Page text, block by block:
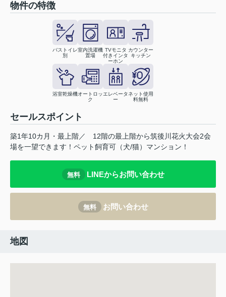
物件の特徴
バストイレ
別
室内洗濯機
置場
TVモニタ
付きインタ
ーホン
カウンター
キッチン
浴室乾燥機オートロッ
ク
エレベータ
ー
ネット使用
料無料
セールスポイント
築1年10カ月・最上階／ 12階の最上階から筑後川花火大会2会
場を一望できます！ペット飼育可（犬/猫）マンション！
無料 LINEからお問い合わせ
無料 お問い合わせ
地図